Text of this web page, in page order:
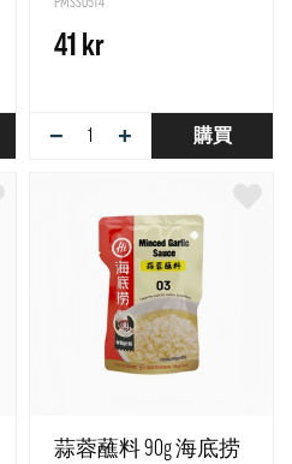
41 kr
− + 購買
蒜蓉蘸料 90g 海底捞